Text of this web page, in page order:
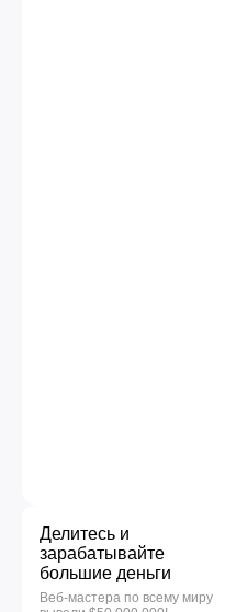
Делитесь и
зарабатывайте
большие деньги
Веб-мастера по всему миру